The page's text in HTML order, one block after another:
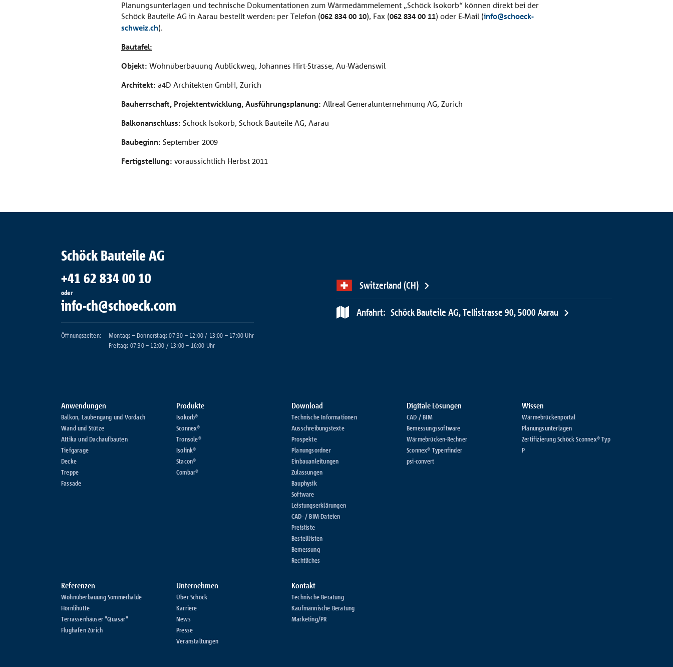
Planungsunterlagen und technische Dokumentationen zum Wärmedämmelement „Schöck Isokorb“ können direkt bei der
Schöck Bauteile AG in Aarau bestellt werden: per Telefon (062 834 00 10), Fax (062 834 00 11) oder E-Mail (info@schoeck-
schweiz.ch).
Bautafel:
Objekt: Wohnüberbauung Aublickweg, Johannes Hirt-Strasse, Au-Wädenswil
Architekt: a4D Architekten GmbH, Zürich
Bauherrschaft, Projektentwicklung, Ausführungsplanung: Allreal Generalunternehmung AG, Zürich
Balkonanschluss: Schöck Isokorb, Schöck Bauteile AG, Aarau
Baubeginn: September 2009
Fertigstellung: voraussichtlich Herbst 2011
Schöck Bauteile AG
+41 62 834 00 10
oder
info-ch@schoeck.com
Öffnungszeiten:
Montags – Donnerstags 07:30 – 12:00 / 13:00 – 17:00 Uhr
Freitags 07:30 – 12:00 / 13:00 – 16:00 Uhr
Switzerland (CH)
Anfahrt: Schöck Bauteile AG, Tellistrasse 90, 5000 Aarau
Anwendungen
Balkon, Laubengang und Vordach
Wand und Stütze
Attika und Dachaufbauten
Tiefgarage
Decke
Treppe
Fassade
Produkte
Isokorb®
Sconnex®
Tronsole®
Isolink®
Stacon®
Combar®
Download
Technische Informationen
Ausschreibungstexte
Prospekte
Planungsordner
Einbauanleitungen
Zulassungen
Bauphysik
Software
Leistungserklärungen
CAD- / BIM-Dateien
Preisliste
Bestelllisten
Bemessung
Rechtliches
Digitale Lösungen
CAD / BIM
Bemessungssoftware
Wärmebrücken-Rechner
Sconnex® Typenfinder
psi-convert
Wissen
Wärmebrückenportal
Planungsunterlagen
Zertifizierung Schöck Sconnex® Typ
P
Referenzen
Wohnüberbauung Sommerhalde
Hörnlihütte
Terrassenhäuser "Quasar"
Flughafen Zürich
Unternehmen
Über Schöck
Karriere
News
Presse
Veranstaltungen
Kontakt
Technische Beratung
Kaufmännische Beratung
Marketing/PR